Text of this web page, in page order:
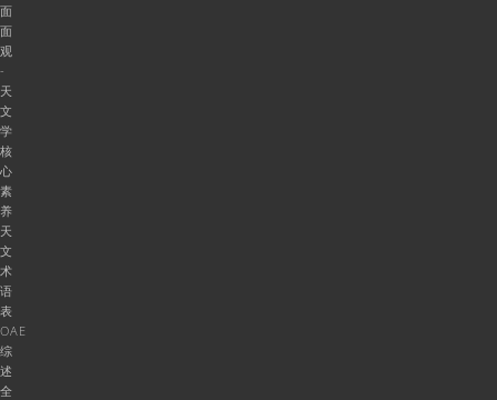
面
面
观
-
天
文
学
核
心
素
养
天
文
术
语
表
OAE
综
述
全